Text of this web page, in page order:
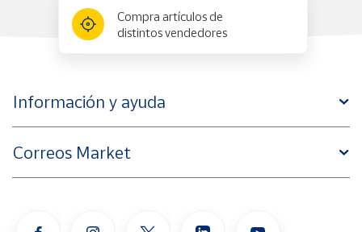
Compra artículos de
distintos vendedores
Información y ayuda
Correos Market